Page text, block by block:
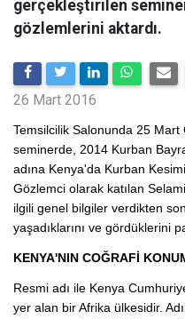
gerçekleştirilen
gözlemlerini aktardı.
26 Mart 2016
Temsilcilik Salonunda 25
seminerde, 2014 Kurban
adına Kenya'da Kurban Kesimi
Gözlemci olarak katılan
ilgili genel bilgiler verdikten
yaşadıklarını ve gördüklerini
KENYA'NIN COĞRAFİ
Resmi adı ile Kenya
yer alan bir Afrika ülkesidir.